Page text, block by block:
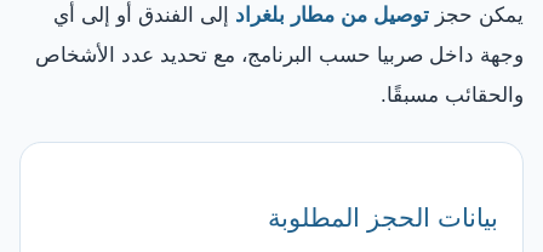
يمكن حجز توصيل من مطار بلغراد إلى الفندق أو إلى أي
وجهة داخل صربيا حسب البرنامج، مع تحديد عدد الأشخاص
والحقائب مسبقًا.
بيانات الحجز المطلوبة